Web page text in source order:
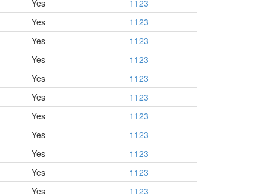
Yes
1123
Yes
1123
Yes
1123
Yes
1123
Yes
1123
Yes
1123
Yes
1123
Yes
1123
Yes
1123
Yes
1123
Yes
1123